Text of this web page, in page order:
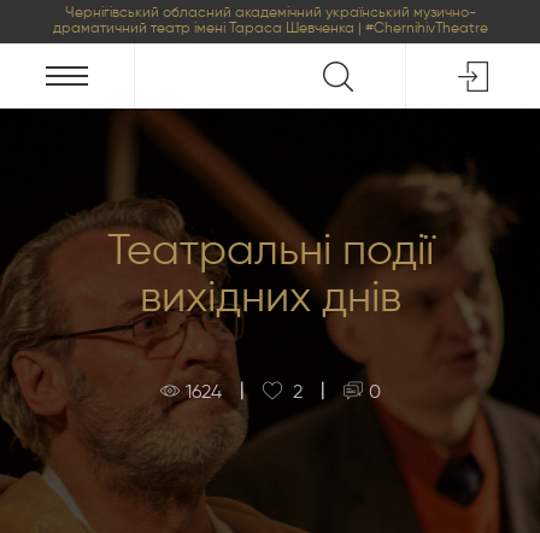
Чернігівський обласний академічний український музично-
драматичний театр імені Тараса Шевченка | #ChernihivTheatre
Театральні події
вихідних днів
1624 | 2 0